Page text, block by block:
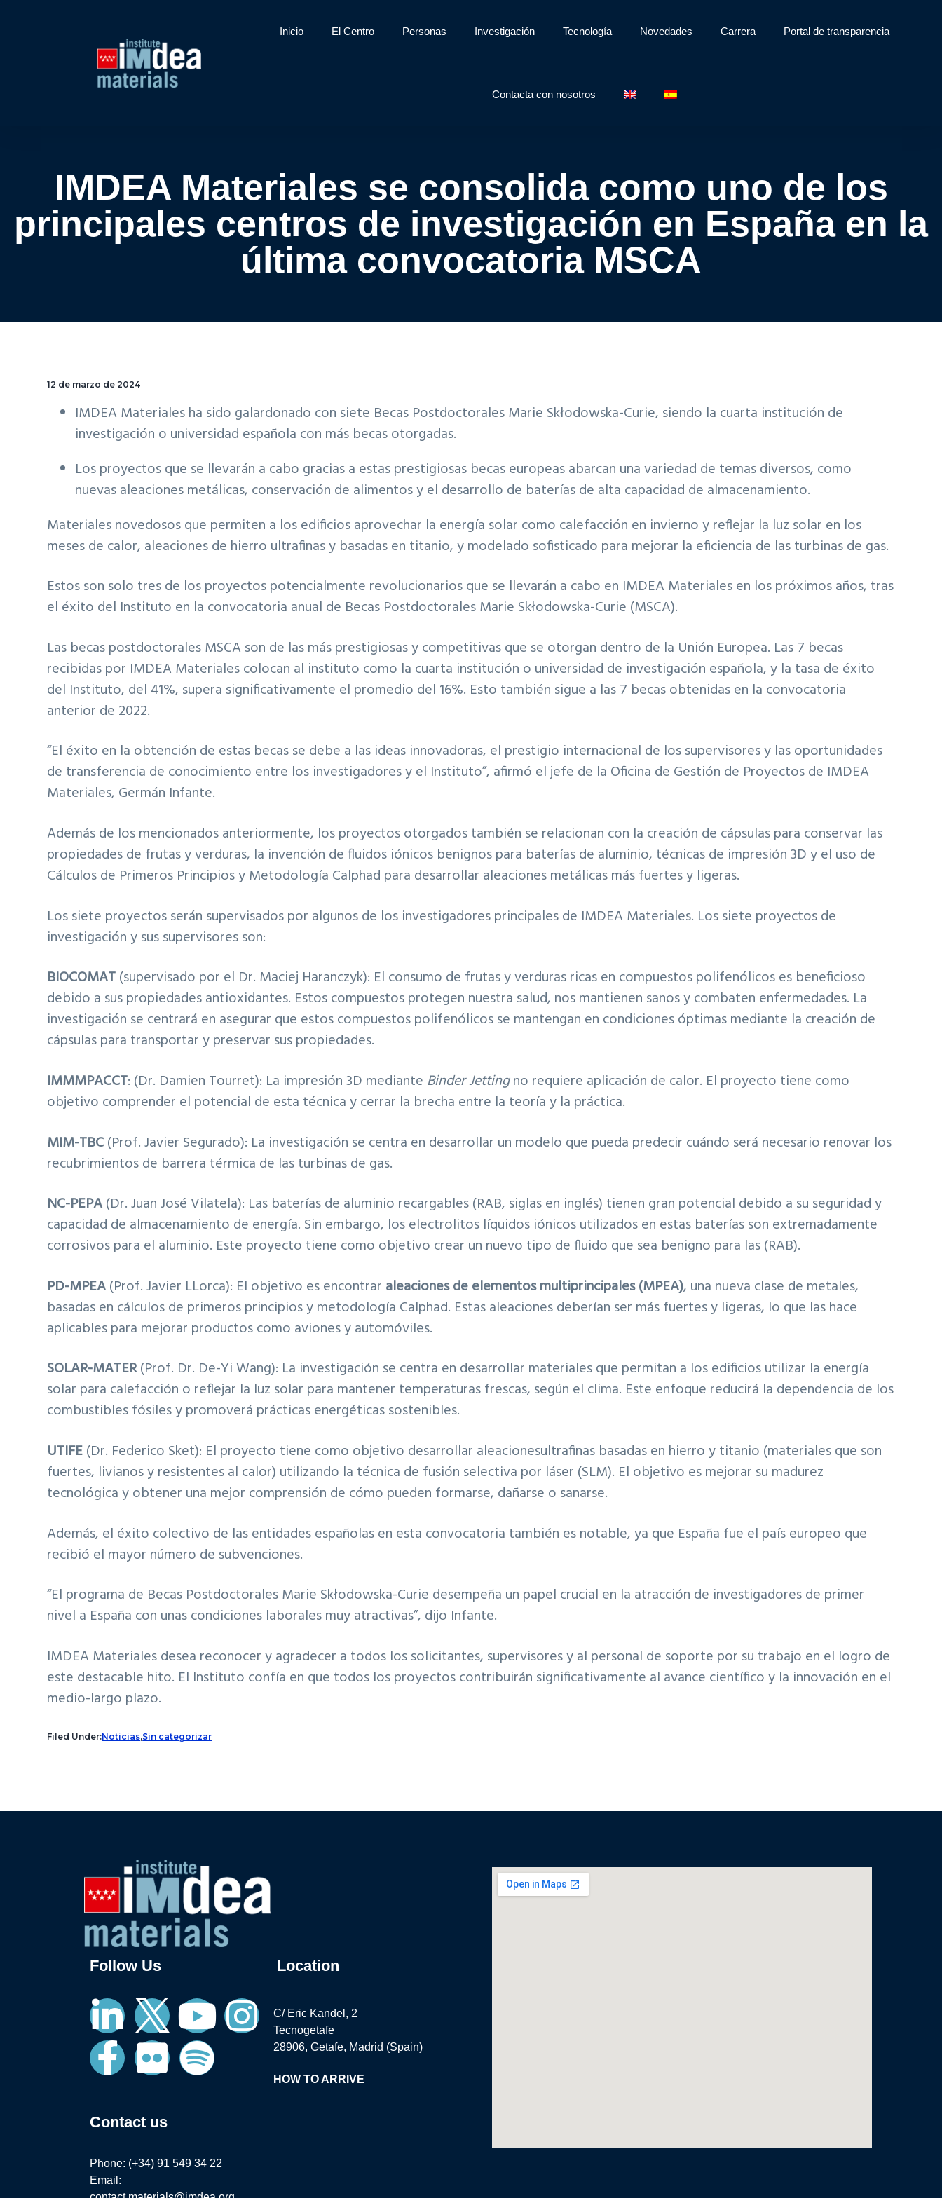
Inicio El Centro Personas Investigación Tecnología Novedades Carrera Portal de transparencia
Contacta con nosotros
IMDEA Materiales se consolida como uno de los
principales centros de investigación en España en la
última convocatoria MSCA
12 de marzo de 2024
IMDEA Materiales ha sido galardonado con siete Becas Postdoctorales Marie Skłodowska-Curie, siendo la cuarta institución de
investigación o universidad española con más becas otorgadas.
Los proyectos que se llevarán a cabo gracias a estas prestigiosas becas europeas abarcan una variedad de temas diversos, como
nuevas aleaciones metálicas, conservación de alimentos y el desarrollo de baterías de alta capacidad de almacenamiento.
Materiales novedosos que permiten a los edificios aprovechar la energía solar como calefacción en invierno y reflejar la luz solar en los
meses de calor, aleaciones de hierro ultrafinas y basadas en titanio, y modelado sofisticado para mejorar la eficiencia de las turbinas de gas.
Estos son solo tres de los proyectos potencialmente revolucionarios que se llevarán a cabo en IMDEA Materiales en los próximos años, tras
el éxito del Instituto en la convocatoria anual de Becas Postdoctorales Marie Skłodowska-Curie (MSCA).
Las becas postdoctorales MSCA son de las más prestigiosas y competitivas que se otorgan dentro de la Unión Europea. Las 7 becas
recibidas por IMDEA Materiales colocan al instituto como la cuarta institución o universidad de investigación española, y la tasa de éxito
del Instituto, del 41%, supera significativamente el promedio del 16%. Esto también sigue a las 7 becas obtenidas en la convocatoria
anterior de 2022.
“El éxito en la obtención de estas becas se debe a las ideas innovadoras, el prestigio internacional de los supervisores y las oportunidades
de transferencia de conocimiento entre los investigadores y el Instituto”, afirmó el jefe de la Oficina de Gestión de Proyectos de IMDEA
Materiales, Germán Infante.
Además de los mencionados anteriormente, los proyectos otorgados también se relacionan con la creación de cápsulas para conservar las
propiedades de frutas y verduras, la invención de fluidos iónicos benignos para baterías de aluminio, técnicas de impresión 3D y el uso de
Cálculos de Primeros Principios y Metodología Calphad para desarrollar aleaciones metálicas más fuertes y ligeras.
Los siete proyectos serán supervisados por algunos de los investigadores principales de IMDEA Materiales. Los siete proyectos de
investigación y sus supervisores son:
BIOCOMAT(supervisado por el Dr. Maciej Haranczyk): El consumo de frutas y verduras ricas en compuestos polifenólicos es beneficioso
debido a sus propiedades antioxidantes. Estos compuestos protegen nuestra salud, nos mantienen sanos y combaten enfermedades. La
investigación se centrará en asegurar que estos compuestos polifenólicos se mantengan en condiciones óptimas mediante la creación de
cápsulas para transportar y preservar sus propiedades.
IMMMPACCT: (Dr. Damien Tourret): La impresión 3D mediante Binder Jettingno requiere aplicación de calor. El proyecto tiene como
objetivo comprender el potencial de esta técnica y cerrar la brecha entre la teoría y la práctica.
MIM-TBC(Prof. Javier Segurado): La investigación se centra en desarrollar un modelo que pueda predecir cuándo será necesario renovar los
recubrimientos de barrera térmica de las turbinas de gas.
NC-PEPA(Dr. Juan José Vilatela): Las baterías de aluminio recargables (RAB, siglas en inglés) tienen gran potencial debido a su seguridad y
capacidad de almacenamiento de energía. Sin embargo, los electrolitos líquidos iónicos utilizados en estas baterías son extremadamente
corrosivos para el aluminio. Este proyecto tiene como objetivo crear un nuevo tipo de fluido que sea benigno para las (RAB).
PD-MPEA(Prof. Javier LLorca): El objetivo es encontrar aleaciones de elementos multiprincipales (MPEA), una nueva clase de metales,
basadas en cálculos de primeros principios y metodología Calphad. Estas aleaciones deberían ser más fuertes y ligeras, lo que las hace
aplicables para mejorar productos como aviones y automóviles.
SOLAR-MATER(Prof. Dr. De-Yi Wang): La investigación se centra en desarrollar materiales que permitan a los edificios utilizar la energía
solar para calefacción o reflejar la luz solar para mantener temperaturas frescas, según el clima. Este enfoque reducirá la dependencia de los
combustibles fósiles y promoverá prácticas energéticas sostenibles.
UTIFE(Dr. Federico Sket): El proyecto tiene como objetivo desarrollar aleacionesultrafinas basadas en hierro y titanio (materiales que son
fuertes, livianos y resistentes al calor) utilizando la técnica de fusión selectiva por láser (SLM). El objetivo es mejorar su madurez
tecnológica y obtener una mejor comprensión de cómo pueden formarse, dañarse o sanarse.
Además, el éxito colectivo de las entidades españolas en esta convocatoria también es notable, ya que España fue el país europeo que
recibió el mayor número de subvenciones.
“El programa de Becas Postdoctorales Marie Skłodowska-Curie desempeña un papel crucial en la atracción de investigadores de primer
nivel a España con unas condiciones laborales muy atractivas”, dijo Infante.
IMDEA Materiales desea reconocer y agradecer a todos los solicitantes, supervisores y al personal de soporte por su trabajo en el logro de
este destacable hito. El Instituto confía en que todos los proyectos contribuirán significativamente al avance científico y la innovación en el
medio-largo plazo.
Filed Under:Noticias,Sin categorizar
Follow Us
Contact us
Phone: (+34) 91 549 34 22
Email:
Location
C/ Eric Kandel, 2
Tecnogetafe
28906, Getafe, Madrid (Spain)
HOW TO ARRIVE